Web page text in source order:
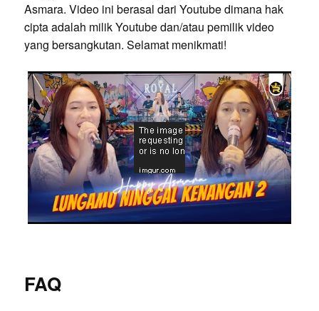
Asmara. Video ini berasal dari Youtube dimana hak
cipta adalah milik Youtube dan/atau pemilik video
yang bersangkutan. Selamat menikmati!
FAQ